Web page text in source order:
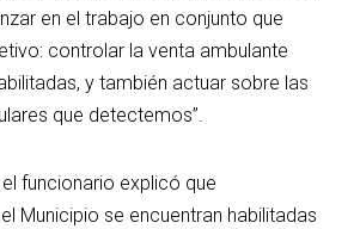
en el trabajo en conjunto que
controlar la venta ambulante
y también actuar sobre las
que detectemos”.
funcionario explicó que
Municipio se encuentran habilitadas